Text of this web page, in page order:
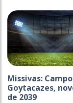
Missivas:
Goytacazes,
de 2039